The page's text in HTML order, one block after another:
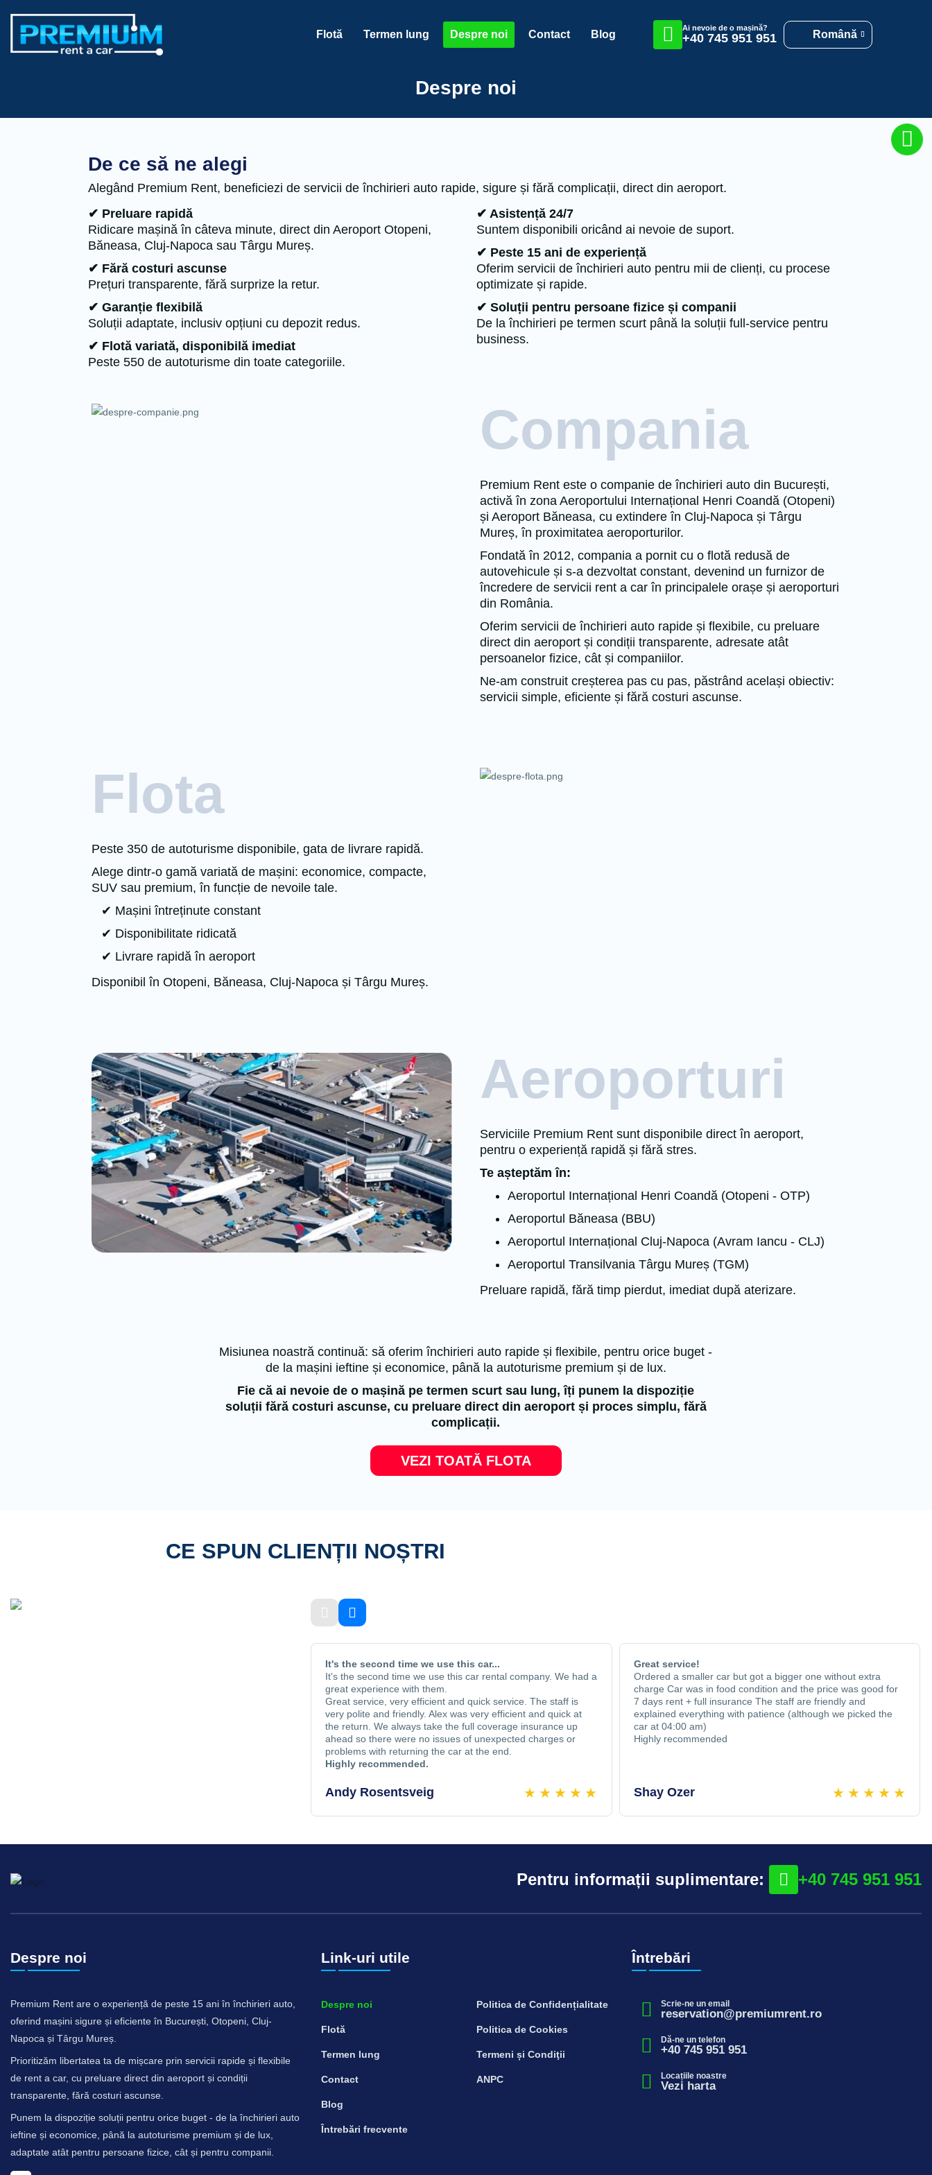
Flotă Termen lung Despre noi Contact Blog
Ai nevoie de o mașină?
+40 745 951 951 Română
Despre noi
De ce să ne alegi
Alegând Premium Rent, beneficiezi de servicii de închirieri auto rapide, sigure și fără complicații, direct din aeroport.
✔ Preluare rapidă
Ridicare mașină în câteva minute, direct din Aeroport Otopeni,
Băneasa, Cluj-Napoca sau Târgu Mureș.
✔ Fără costuri ascunse
Prețuri transparente, fără surprize la retur.
✔ Garanție flexibilă
Soluții adaptate, inclusiv opțiuni cu depozit redus.
✔ Flotă variată, disponibilă imediat
Peste 550 de autoturisme din toate categoriile.
✔ Asistență 24/7
Suntem disponibili oricând ai nevoie de suport.
✔ Peste 15 ani de experiență
Oferim servicii de închirieri auto pentru mii de clienți, cu procese
optimizate și rapide.
✔ Soluții pentru persoane fizice și companii
De la închirieri pe termen scurt până la soluții full-service pentru
business.
Compania
Premium Rent este o companie de închirieri auto din București,
activă în zona Aeroportului Internațional Henri Coandă (Otopeni)
și Aeroport Băneasa, cu extindere în Cluj-Napoca și Târgu
Mureș, în proximitatea aeroporturilor.
Fondată în 2012, compania a pornit cu o flotă redusă de
autovehicule și s-a dezvoltat constant, devenind un furnizor de
încredere de servicii rent a car în principalele orașe și aeroporturi
din România.
Oferim servicii de închirieri auto rapide și flexibile, cu preluare
direct din aeroport și condiții transparente, adresate atât
persoanelor fizice, cât și companiilor.
Ne-am construit creșterea pas cu pas, păstrând același obiectiv:
servicii simple, eficiente și fără costuri ascunse.
Flota
Peste 350 de autoturisme disponibile, gata de livrare rapidă.
Alege dintr-o gamă variată de mașini: economice, compacte,
SUV sau premium, în funcție de nevoile tale.
✔ Mașini întreținute constant
✔ Disponibilitate ridicată
✔ Livrare rapidă în aeroport
Disponibil în Otopeni, Băneasa, Cluj-Napoca și Târgu Mureș.
Aeroporturi
Serviciile Premium Rent sunt disponibile direct în aeroport,
pentru o experiență rapidă și fără stres.
Te așteptăm în:
Aeroportul Internațional Henri Coandă (Otopeni - OTP)
Aeroportul Băneasa (BBU)
Aeroportul Internațional Cluj-Napoca (Avram Iancu - CLJ)
Aeroportul Transilvania Târgu Mureș (TGM)
Preluare rapidă, fără timp pierdut, imediat după aterizare.
Misiunea noastră continuă: să oferim închirieri auto rapide și flexibile, pentru orice buget -
de la mașini ieftine și economice, până la autoturisme premium și de lux.
Fie că ai nevoie de o mașină pe termen scurt sau lung, îți punem la dispoziție
soluții fără costuri ascunse, cu preluare direct din aeroport și proces simplu, fără
complicații.
VEZI TOATĂ FLOTA
CE SPUN CLIENȚII NOȘTRI
It's the second time we use this car...
It's the second time we use this car rental company. We had a
great experience with them.
Great service, very efficient and quick service. The staff is
very polite and friendly. Alex was very efficient and quick at
the return. We always take the full coverage insurance up
ahead so there were no issues of unexpected charges or
problems with returning the car at the end.
Highly recommended.
Andy Rosentsveig ★ ★ ★ ★ ★
Great service!
Ordered a smaller car but got a bigger one without extra
charge Car was in food condition and the price was good for
7 days rent + full insurance The staff are friendly and
explained everything with patience (although we picked the
car at 04:00 am)
Highly recommended
Shay Ozer ★ ★ ★ ★ ★
Pentru informații suplimentare: +40 745 951 951
Despre noi
Premium Rent are o experiență de peste 15 ani în închirieri auto,
oferind mașini sigure și eficiente în București, Otopeni, Cluj-
Napoca și Târgu Mureș.
Prioritizăm libertatea ta de mișcare prin servicii rapide și flexibile
de rent a car, cu preluare direct din aeroport și condiții
transparente, fără costuri ascunse.
Punem la dispoziție soluții pentru orice buget - de la închirieri auto
ieftine și economice, până la autoturisme premium și de lux,
adaptate atât pentru persoane fizice, cât și pentru companii.
Link-uri utile
Despre noi
Flotă
Termen lung
Contact
Blog
Întrebări frecvente
Politica de Confidențialitate
Politica de Cookies
Termeni și Condiţii
ANPC
Întrebări
Scrie-ne un email
reservation@premiumrent.ro
Dă-ne un telefon
+40 745 951 951
Locațiile noastre
Vezi harta